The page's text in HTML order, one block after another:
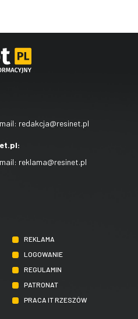
redakcja@resinet.pl
reklama@resinet.pl
REKLAMA
LOGOWANIE
REGULAMIN
PATRONAT
PRACA IT RZESZÓW